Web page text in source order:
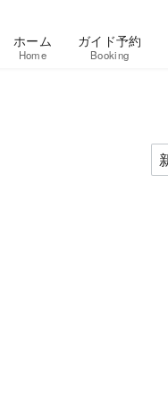
ホーム
Home
ガイド予約
Booking